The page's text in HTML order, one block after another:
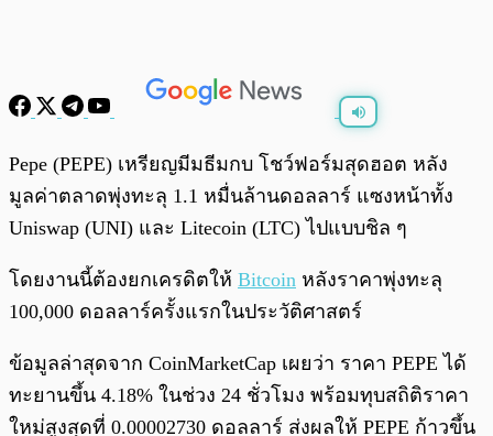
0:00
Pepe (PEPE) เหรียญมีมธีมกบ โชว์ฟอร์มสุดฮอต หลัง
มูลค่าตลาดพุ่งทะลุ 1.1 หมื่นล้านดอลลาร์ แซงหน้าทั้ง
Uniswap (UNI) และ Litecoin (LTC) ไปแบบชิล ๆ
โดยงานนี้ต้องยกเครดิตให้ Bitcoin หลังราคาพุ่งทะลุ
100,000 ดอลลาร์ครั้งแรกในประวัติศาสตร์
ข้อมูลล่าสุดจาก CoinMarketCap เผยว่า ราคา PEPE ได้
ทะยานขึ้น 4.18% ในช่วง 24 ชั่วโมง พร้อมทุบสถิติราคา
ใหม่สูงสุดที่ 0.00002730 ดอลลาร์ ส่งผลให้ PEPE ก้าวขึ้น